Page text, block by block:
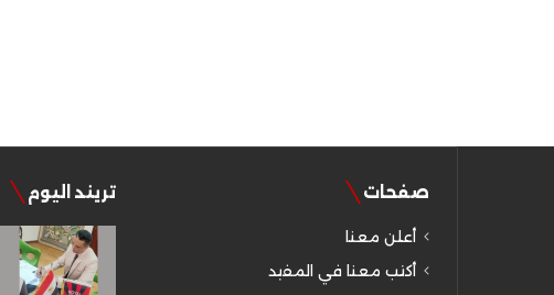
صفحات
أعلن معنا
أكتب معنا في المفيد
تريند اليوم